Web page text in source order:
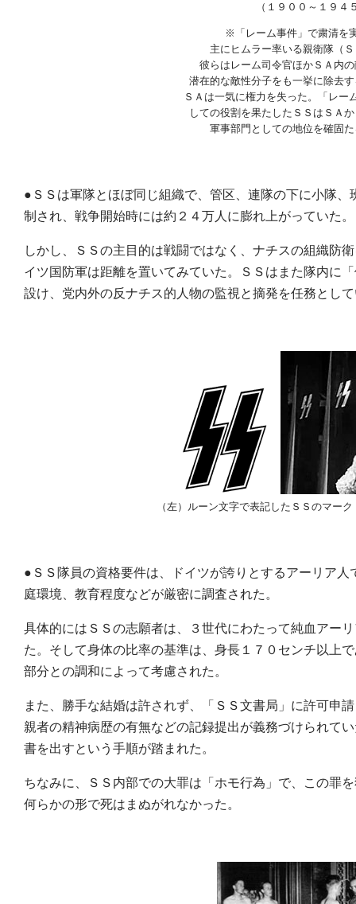
（１９００～１９４
※「レーム事件」で粛清を
主にヒムラー率いる親衛隊（
彼らはレーム司令官ほかＳＡ内
潜在的な敵性分子をも一挙に除去
ＳＡは一気に権力を失った。「レー
しての役割を果たしたＳＳはＳＡ
軍事部門としての地位を確固
●ＳＳは軍隊とほぼ同じ組織で、管区、連隊の下に小隊
制され、戦争開始時には約２４万人に膨れ上がっていた。
しかし、ＳＳの主目的は戦闘ではなく、ナチスの組織防
イツ国防軍は距離を置いてみていた。ＳＳはまた隊内に
設け、党内外の反ナチス的人物の監視と摘発を任務とし
（左）ルーン文字で表記したＳＳのマー
●ＳＳ隊員の資格要件は、ドイツが誇りとするアーリア
庭環境、教育程度などが厳密に調査された。
具体的にはＳＳの志願者は、３世代にわたって純血アー
た。そして身体の比率の基準は、身長１７０センチ以上
部分との調和によって考慮された。
また、勝手な結婚は許されず、「ＳＳ文書局」に許可申
親者の精神病歴の有無などの記録提出が義務づけられて
書を出すという手順が踏まれた。
ちなみに、ＳＳ内部での大罪は「ホモ行為」で、この罪
何らかの形で死はまぬがれなかった。